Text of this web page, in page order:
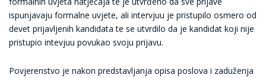
ispunjavaju formalne uvjete, ali intervjuu je pristupilo osmero od
devet prijavljenih kandidata te se utvrdilo da je kandidat koji nije
pristupio intevjuu povukao svoju prijavu.
Povjerenstvo je nakon predstavljanja opisa poslova i zaduženja